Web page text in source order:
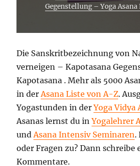
Gegenstellung – Yoga
Die Sanskritbezeichnung von
verneigen – Kapotasana
Kapotasana . Mehr als 5000
in der Asana Liste von A-Z.
Yogastunden in derYoga Vidya
Asanas lernst du inYogalehrer
und Asana Intensiv Seminaren.
oder Fragen zu? Dann schreibe
Kommentare.